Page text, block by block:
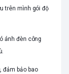
trên mình gói độ
ánh đèn công
đảm bảo bao